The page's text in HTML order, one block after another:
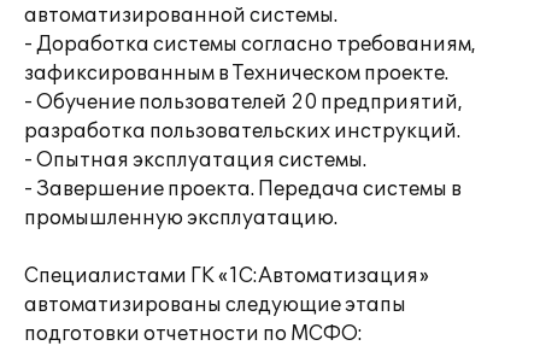
автоматизированной системы.
- Доработка системы согласно требованиям,
зафиксированным в Техническом проекте.
- Обучение пользователей 20 предприятий,
разработка пользовательских инструкций.
- Опытная эксплуатация системы.
- Завершение проекта. Передача системы в
промышленную эксплуатацию.
Специалистами ГК «1С:Автоматизация»
автоматизированы следующие этапы
подготовки отчетности по МСФО: